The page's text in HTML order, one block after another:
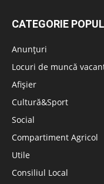
CATEGORIE
Anunțuri
Locuri de muncă
Afișier
Cultură&Sport
Social
Compartiment Agricol
Utile
Consiliul Local